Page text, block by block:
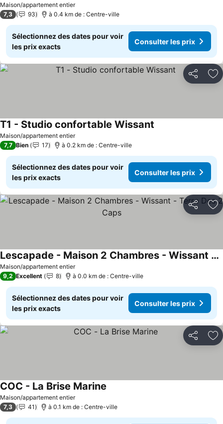
Maison/appartement entier
7,3 93 à 0.4 km de : Centre-ville
Sélectionnez des dates pour voir
les prix exacts
Consulter les prix
Partager
Maison/appartement entier
T1 - Studio confortable Wissant
7,7 Bien 17 à 0.2 km de : Centre-ville
Sélectionnez des dates pour voir
les prix exacts
Consulter les prix
Partager
Maison/appartement entier
Lescapade - Maison 2 Chambres - Wissant - Terre Des 2 Caps
Consulter les prix
9,2 Excellent 8 à 0.0 km de : Centre-ville
Sélectionnez des dates pour voir
les prix exacts
Consulter les prix
Partager
Maison/appartement entier
COC - La Brise Marine
7,3 41 à 0.1 km de : Centre-ville